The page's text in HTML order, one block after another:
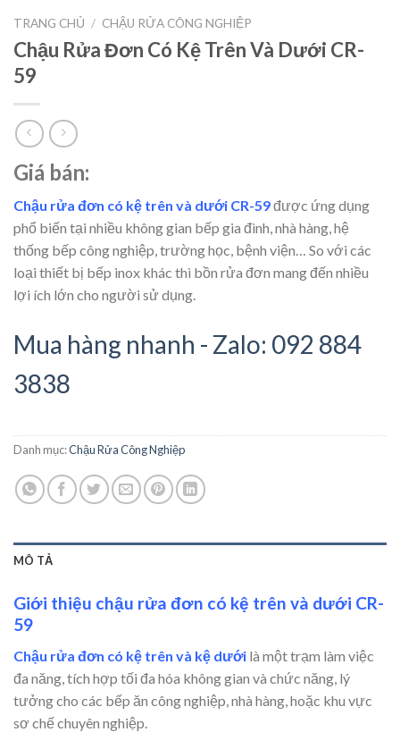
TRANG CHỦ / CHẬU RỬA CÔNG NGHIỆP
Chậu Rửa Đơn Có Kệ Trên Và Dưới CR-
59
Giá bán:
Chậu rửa đơn có kệ trên và dưới CR-59được ứng dụng
phổ biến tại nhiều không gian bếp gia đình, nhà hàng, hệ
thống bếp công nghiệp, trường học, bệnh viện… So với các
loại thiết bị bếp inox khác thì bồn rửa đơn mang đến nhiều
lợi ích lớn cho người sử dụng.
Mua hàng nhanh - Zalo: 092 884
3838
Danh mục:Chậu Rửa Công Nghiệp
MÔ TẢ
Giới thiệu chậu rửa đơn có kệ trên và dưới CR-
59
Chậu rửa đơn có kệ trên và kệ dưới là một trạm làm việc
đa năng, tích hợp tối đa hóa không gian và chức năng, lý
tưởng cho các bếp ăn công nghiệp, nhà hàng, hoặc khu vực
sơ chế chuyên nghiệp.